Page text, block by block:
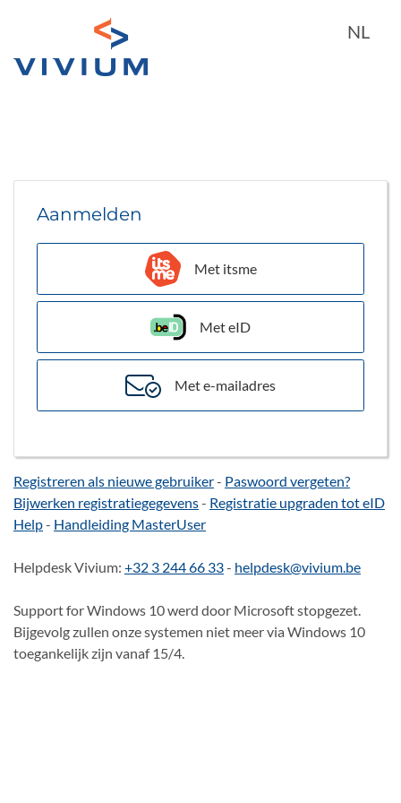
NL
Aanmelden
Met itsme
Met eID
Met e-mailadres
Registreren als nieuwe gebruiker- Paswoord vergeten?
Bijwerken registratiegegevens- Registratie upgraden tot eID
Help- Handleiding MasterUser
Helpdesk Vivium: +32 3 244 66 33- helpdesk@vivium.be
Support for Windows 10 werd door Microsoft stopgezet.
Bijgevolg zullen onze systemen niet meer via Windows 10
toegankelijk zijn vanaf 15/4.